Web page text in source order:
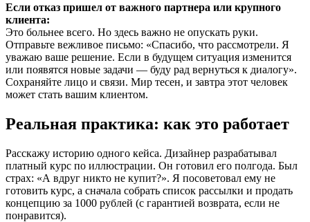
Если отказ пришел от важного партнера или крупного
клиента:
Это больнее всего. Но здесь важно не опускать руки.
Отправьте вежливое письмо: «Спасибо, что рассмотрели. Я
уважаю ваше решение. Если в будущем ситуация изменится
или появятся новые задачи — буду рад вернуться к диалогу».
Сохраняйте лицо и связи. Мир тесен, и завтра этот человек
может стать вашим клиентом.
Реальная практика: как это работает
Расскажу историю одного кейса. Дизайнер разрабатывал
платный курс по иллюстрации. Он готовил его полгода. Был
страх: «А вдруг никто не купит?». Я посоветовал ему не
готовить курс, а сначала собрать список рассылки и продать
концепцию за 1000 рублей (с гарантией возврата, если не
понравится).